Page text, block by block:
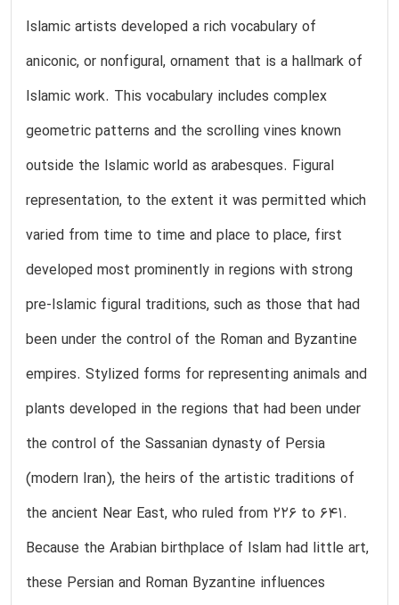
Islamic artists developed a rich vocabulary of
aniconic, or nonfigural, ornament that is a hallmark of
Islamic work. This vocabulary includes complex
geometric patterns and the scrolling vines known
outside the Islamic world as arabesques. Figural
representation, to the extent it was permitted which
varied from time to time and place to place, first
developed most prominently in regions with strong
pre-Islamic figural traditions, such as those that had
been under the control of the Roman and Byzantine
empires. Stylized forms for representing animals and
plants developed in the regions that had been under
the control of the Sassanian dynasty of Persia
(modern Iran), the heirs of the artistic traditions of
the ancient Near East, who ruled from 226 to 641.
Because the Arabian birthplace of Islam had little art,
these Persian and Roman Byzantine influences